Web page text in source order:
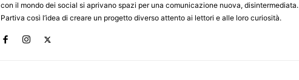
con il mondo dei social si aprivano spazi per una comunicazione nuova, disintermediata.
Partiva così l’idea di creare un progetto diverso attento ai lettori e alle loro curiosità.